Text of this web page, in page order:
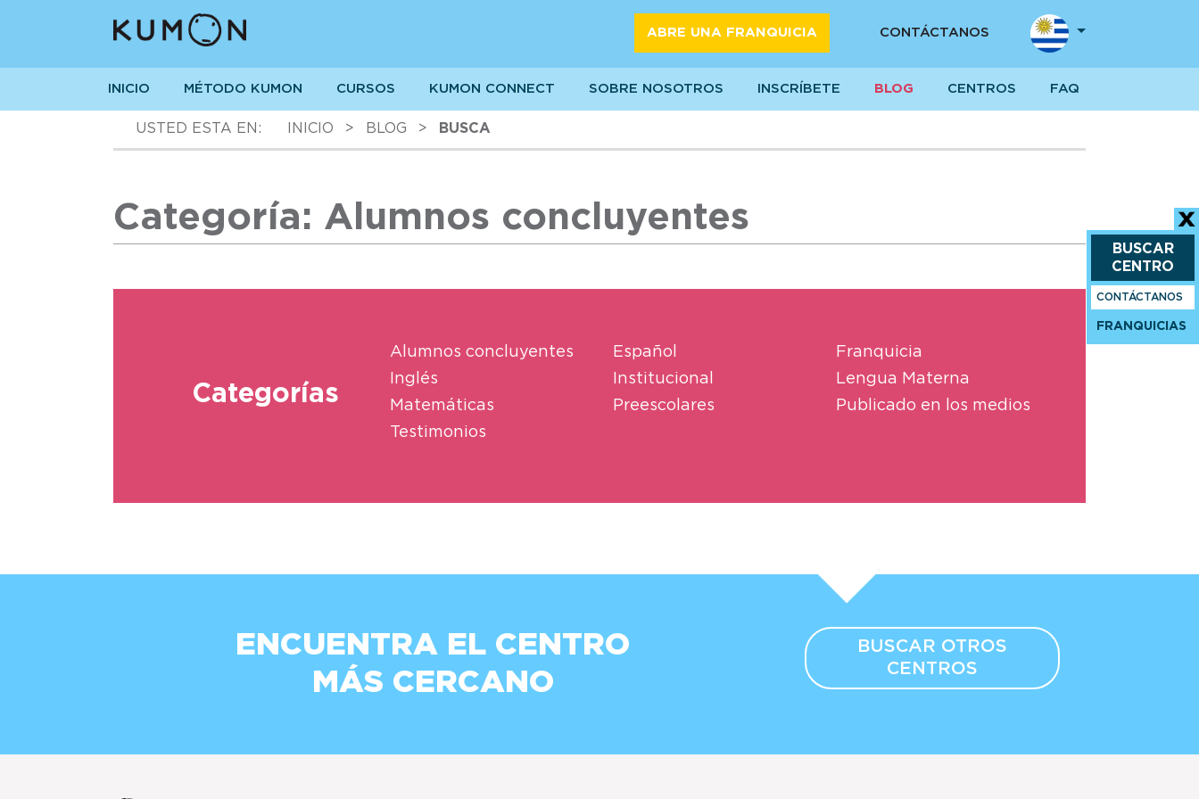
ABRE UNA FRANQUICIA CONTÁCTANOS
INICIO MÉTODO KUMON CURSOS KUMON CONNECT SOBRE NOSOTROS INSCRÍBETE BLOG CENTROS FAQ
USTED ESTA EN: INICIO > BLOG > BUSCA
Categoría: Alumnos concluyentes
Categorías
Alumnos concluyentes
Inglés
Matemáticas
Testimonios
Español
Institucional
Preescolares
Franquicia
Lengua Materna
Publicado en los medios
BUSCAR
CENTRO
CONTÁCTANOS
FRANQUICIAS
ENCUENTRA EL CENTRO
MÁS CERCANO
BUSCAR OTROS
CENTROS